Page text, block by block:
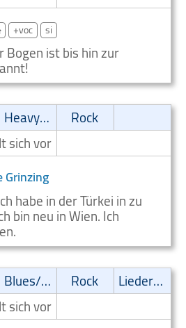
+voc si
ist bis hin zur
Heavy-Metal
Rock
sich vor
Grinzing
habe in der Türkei in zu
bin neu in Wien. Ich
Blues/Swing Rock
Liedermacher
sich vor